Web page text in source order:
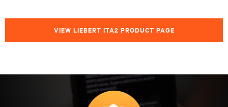
VIEW LIEBERT ITA2 PRODUCT PAGE